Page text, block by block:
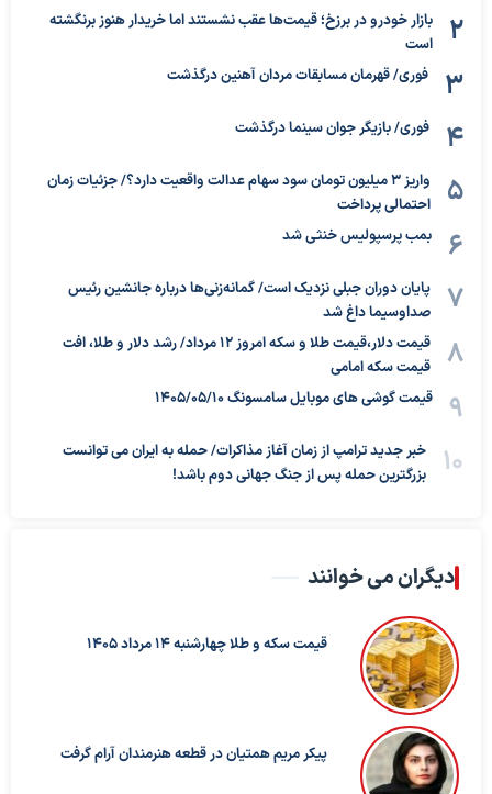
بازار خودرو در برزخ؛ قیمت‌ها عقب نشستند اما خریدار هنوز برنگشته
است
فوری/ قهرمان مسابقات مردان آهنین درگذشت
فوری/ بازیگر جوان سینما درگذشت
واریز ۳ میلیون تومان سود سهام عدالت واقعیت دارد؟/ جزئیات زمان
احتمالی پرداخت
بمب پرسپولیس خنثی شد
پایان دوران جبلی نزدیک است/ گمانه‌زنی‌ها درباره جانشین رئیس
صداوسیما داغ شد
قیمت دلار،قیمت طلا و سکه امروز ۱۲ مرداد/ رشد دلار و طلا، افت
قیمت سکه امامی
قیمت گوشی های موبایل سامسونگ 1405/05/10
خبر جدید ترامپ از زمان آغاز مذاکرات/ حمله به ایران می توانست
بزرگترین حمله پس از جنگ جهانی دوم باشد!
دیگران می خوانند
قیمت سکه و طلا چهارشنبه 14 مرداد 1405
پیکر مریم همتیان در قطعه هنرمندان آرام گرفت